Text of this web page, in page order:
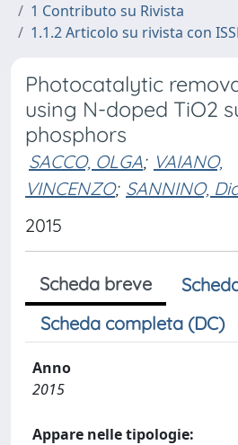
1 Contributo su Rivista
1.1.2 Articolo su rivista con
Photocatalytic
using N-doped TiO2
phosphors
SACCO, OLGA; VAIANO,
VINCENZO; SANNINO,
2015
Scheda breve
Scheda completa (DC)
Anno
2015
Appare nelle tipologie: